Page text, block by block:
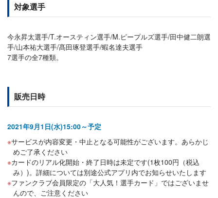
対象選手
今永昇太選手/T.オースティン選手/M.ピープルズ選手/田中健二朗選
手/山本祐大選手/髙田琢登選手/蝦名達夫選手
7選手の全7種類。
販売日時
2021年9月1日(水)15:00～予定
サービスが内容変更・中止となる可能性がございます。あらかじ
めご了承ください
カードのリアル化開始・終了日時は未定です(1枚100円（税込
み）)。詳細については別途公式アプリ内でお知らせいたします
ファンクラブ会員限定の「大人気！選手カード」ではございませ
んので、ご注意ください